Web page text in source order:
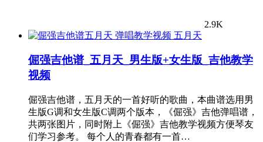
2.9K
五月天
倔强吉他谱_五月天_男生版+女生版_吉他教学
视频
倔强吉他谱，五月天的一首好听的歌曲，本曲谱选用男
生版G调和女生版C调两个版本，《倔强》吉他弹唱谱，
共两张图片，同时附上《倔强》吉他教学视频方便琴友
们学习参考。 每个人的青春都有一首…